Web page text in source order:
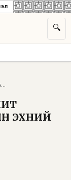
🔍
ЗАСГИЙН ГАЗАР ТӨРИЙН ӨМЧИТ КОМПАНИУДЫН Р...
ЭХНИЙ